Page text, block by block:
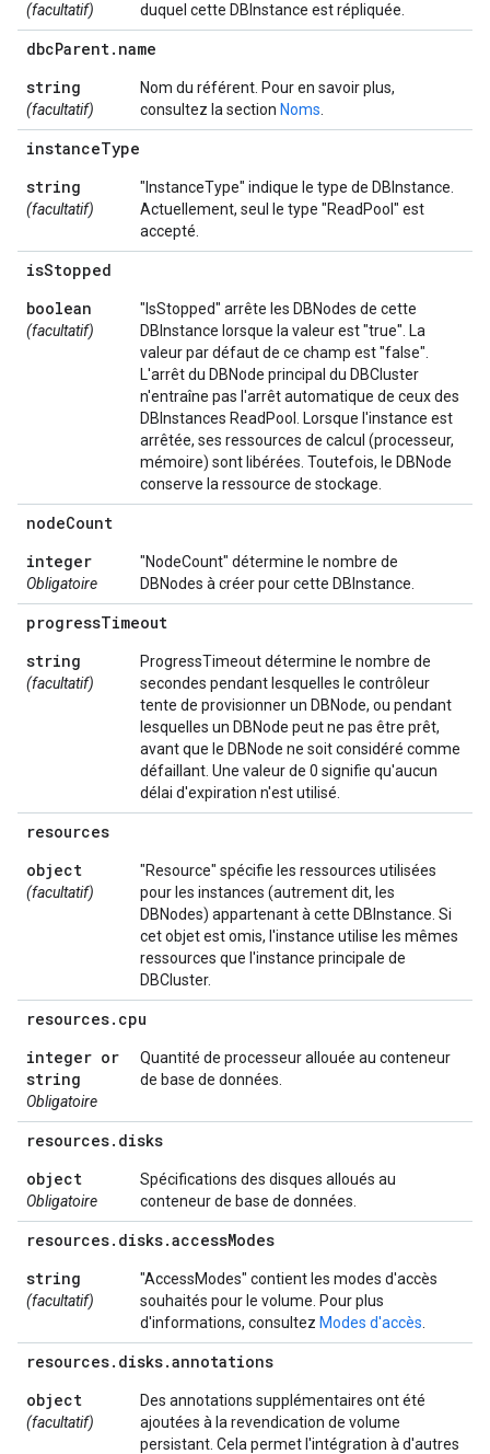
(facultatif)
duquel cette DBInstance est répliquée.
dbcParent. name
string
(facultatif)
Nom du référent. Pour en savoir plus,
consultez la section Noms
instanceType
string
(facultatif)
"InstanceType" indique le type de DBInstance.
Actuellement, seul le type "ReadPool" est
accepté.
isStopped
boolean
(facultatif)
"IsStopped" arrête les DBNodes de cette
DBInstance lorsque la valeur est "true". La
valeur par défaut de ce champ est "false".
L'arrêt du DBNode principal du DBCluster
n'entraîne pas l'arrêt automatique de ceux des
DBInstances ReadPool. Lorsque l'instance est
arrêtée, ses ressources de calcul (processeur,
mémoire) sont libérées. Toutefois, le DBNode
conserve la ressource de stockage.
nodeCount
integer
Obligatoire
"NodeCount" détermine le nombre de
DBNodes à créer pour cette DBInstance.
progressTimeout
string
(facultatif)
ProgressTimeout détermine le nombre de
secondes pendant lesquelles le contrôleur
tente de provisionner un DBNode, ou pendant
lesquelles un DBNode peut ne pas être prêt,
avant que le DBNode ne soit considéré comme
défaillant. Une valeur de 0 signifie qu'aucun
délai d'expiration n'est utilisé.
resources
object
(facultatif)
"Resource" spécifie les ressources utilisées
pour les instances (autrement dit, les
DBNodes) appartenant à cette DBInstance. Si
cet objet est omis, l'instance utilise les mêmes
ressources que l'instance principale de
DBCluster.
resources. cpu
integer or
string
Obligatoire
Quantité de processeur allouée au conteneur
de base de données.
resources. disks
object
Obligatoire
Spécifications des disques alloués au
conteneur de base de données.
resources. disks.accessModes
string
(facultatif)
"AccessModes" contient les modes d'accès
souhaités pour le volume. Pour plus
d'informations, consultez Modes d'accès
resources. disks.annotations
object
(facultatif)
Des annotations supplémentaires ont été
ajoutées à la revendication de volume
persistant. Cela permet l'intégration à d'autres